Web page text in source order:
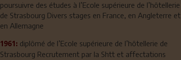
poursuivre des études à l’Ecole supérieure de l’hôtellerie
de Strasbourg Divers stages en France, en Angleterre et
en Allemagne
1961: diplômé de l’Ecole supérieure de l’hôtellerie de
Strasbourg Recrutement par la Shtt et affectations